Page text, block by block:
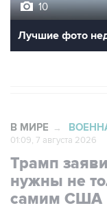
10
Лучшие фото
В МИРЕ →
01:09, 7 августа 2026
Трамп
нужны не
самим США